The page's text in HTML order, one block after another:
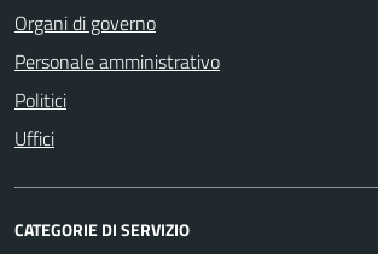
Organi di governo
Personale amministrativo
Politici
Uffici
CATEGORIE DI SERVIZIO